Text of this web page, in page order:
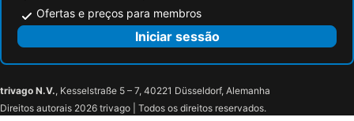
Ofertas e preços para membros
Iniciar sessão
trivago N.V., Kesselstraße 5 – 7, 40221 Düsseldorf, Alemanha
Direitos autorais 2026 trivago | Todos os direitos reservados.